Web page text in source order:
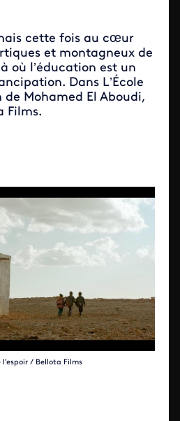
cette fois au cœur
et montagneux de
où l’éducation est un
Dans L’École
de Mohamed El Aboudi,
Films.
l'espoir / Bellota Films